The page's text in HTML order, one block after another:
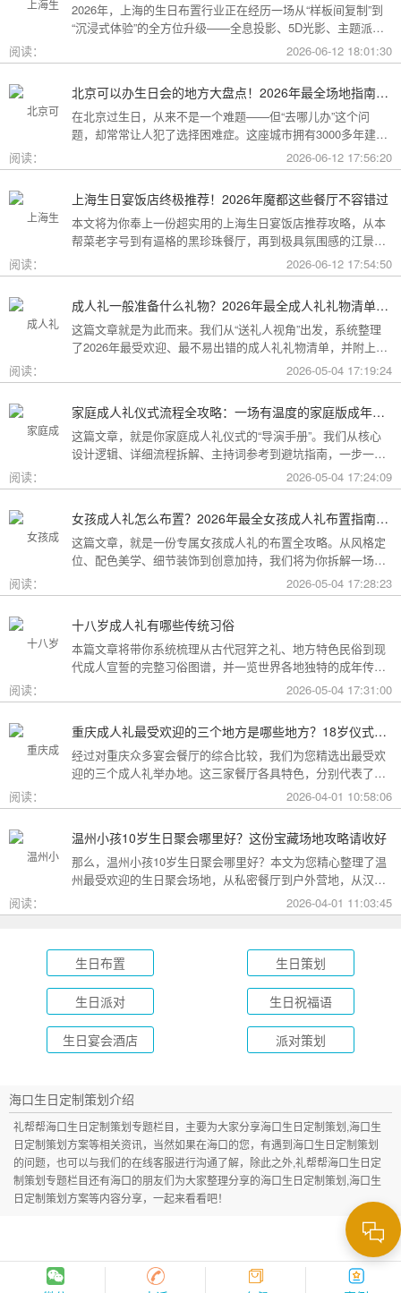
2026年，上海的生日布置行业正在经历一场从“样板间复制”到
“沉浸式体验”的全方位升级——全息投影、5D光影、主题派对
套餐层出不穷。本文将为你带来上海生日惊喜布置的2026年最
新全攻略，从低成本DIY到高端定制，从惊喜创意到趋势解
阅读： 2026-06-12 18:01:30
北京可以办生日会的地方大盘点！2026年最全场地指南，总有一款适合你
在北京过生日，从来不是一个难题——但“去哪儿办”这个问
题，却常常让人犯了选择困难症。这座城市拥有3000多年建城
史，既有恢弘大气的皇家园林、典雅别致的胡同四合院，也有
摩登时尚的CBD高空餐厅、融合传统与现代的潮人打卡地。无
友圈的派对，还是带小朋友度过一个充满童趣的生日，这篇
2026年北京生日会场地全指南都能帮你找到答案！
阅读： 2026-06-12 17:56:20
上海生日宴饭店终极推荐！2026年魔都这些餐厅不容错过
本文将为你奉上一份超实用的上海生日宴饭店推荐攻略，从本
帮菜老字号到有逼格的黑珍珠餐厅，再到极具氛围感的江景私
房餐厅，全方位承包你的生日派对需求，相信一定能解决你的
挑选难题！
阅读： 2026-06-12 17:54:50
成人礼一般准备什么礼物？2026年最全成人礼礼物清单：父母、长辈、朋友一篇搞定
这篇文章就是为此而来。我们从“送礼人视角”出发，系统整理
了2026年最受欢迎、最不易出错的成人礼礼物清单，并附上挑
选逻辑和避坑指南，帮你用一份恰到好处的心意，为孩子（或
朋友）的18岁写下最温暖的注脚。
阅读： 2026-05-04 17:19:24
家庭成人礼仪式流程全攻略：一场有温度的家庭版成年加冕仪式
这篇文章，就是你家庭成人礼仪式的“导演手册”。我们从核心
设计逻辑、详细流程拆解、主持词参考到避坑指南，一步一步
帮你在家里，为18岁的孩子完成一场笑泪交织、铭记终生的成
年加冕。
阅读： 2026-05-04 17:24:09
女孩成人礼怎么布置？2026年最全女孩成人礼布置指南：从梦幻公主风到酷飒个性范，打造专属她的成年盛典
这篇文章，就是一份专属女孩成人礼的布置全攻略。从风格定
位、配色美学、细节装饰到创意加持，我们将为你拆解一场值
得她铭记一生的成人礼，究竟该如何打造。
阅读： 2026-05-04 17:28:23
十八岁成人礼有哪些传统习俗
本篇文章将带你系统梳理从古代冠笄之礼、地方特色民俗到现
代成人宣誓的完整习俗图谱，并一览世界各地独特的成年传
阅读： 2026-05-04 17:31:00
重庆成人礼最受欢迎的三个地方是哪些地方？18岁仪式感首选这三家
经过对重庆众多宴会餐厅的综合比较，我们为您精选出最受欢
迎的三个成人礼举办地。这三家餐厅各具特色，分别代表了文
化格调、传统品质与新奇体验三个不同方向，能够满足不同家
庭的需求。
阅读： 2026-04-01 10:58:06
温州小孩10岁生日聚会哪里好？这份宝藏场地攻略请收好
那么，温州小孩10岁生日聚会哪里好？本文为您精心整理了温
州最受欢迎的生日聚会场地，从私密餐厅到户外营地，从汉服
成长礼到绿茵场派对，总有一款适合您的孩子！
阅读： 2026-04-01 11:03:45
生日布置 生日策划
生日派对 生日祝福语
生日宴会酒店 派对策划
海口生日定制策划介绍
礼帮帮海口生日定制策划专题栏目，主要为大家分享海口生日定制策划,海口生
日定制策划方案等相关资讯，当然如果在海口的您，有遇到海口生日定制策划
的问题，也可以与我们的在线客服进行沟通了解，除此之外,礼帮帮海口生日定
制策划专题栏目还有海口的朋友们为大家整理分享的海口生日定制策划,海口生
日定制策划方案等内容分享，一起来看看吧！